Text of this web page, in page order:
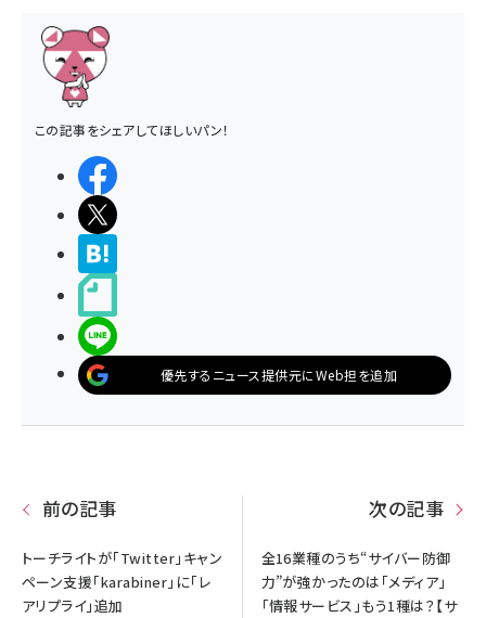
この記事をシェアしてほしいパン！
優先するニュース提供元にWeb担を追加
前の記事
トーチライトが「Twitter」キャン
ペーン支援「karabiner」に「レ
アリプライ」追加
次の記事
全16業種のうち“サイバー防御
力”が強かったのは「メディア」
「情報サービス」もう1種は？【サ